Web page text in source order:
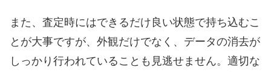
また、査定時にはできるだけ良い状態で持ち込むこ
とが大事ですが、外観だけでなく、データの消去が
しっかり行われていることも見逃せません。適切な